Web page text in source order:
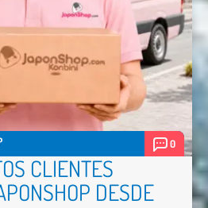
0
CLIENTES
DESDE